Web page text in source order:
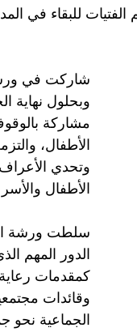
للبقاء في
مشاركة
الأطفال،
وتحدي
الأطفال
سلطت ورشة
الدور المهم
كمقدمات
وقائدات
الجماعية نحو